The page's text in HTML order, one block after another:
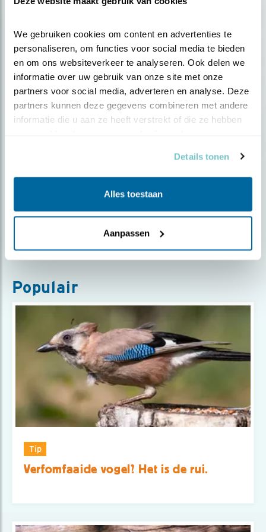
We gebruiken cookies om content en advertenties te
personaliseren, om functies voor social media te bieden
en om ons websiteverkeer te analyseren. Ook delen we
informatie over uw gebruik van onze site met onze
partners voor social media, adverteren en analyse. Deze
partners kunnen deze gegevens combineren met andere
informatie die u aan ze heeft verstrekt of die ze hebben
Details tonen
Alles toestaan
Aanpassen
Populair
Tip
Verfomfaaide vogel? Het is de rui.